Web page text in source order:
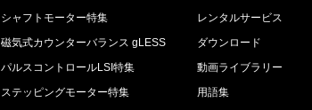
シャフトモーター特集
磁気式カウンターバランス gLESS
パルスコントロールLSI特集
ステッピングモーター特集
レンタルサービス
ダウンロード
動画ライブラリー
用語集